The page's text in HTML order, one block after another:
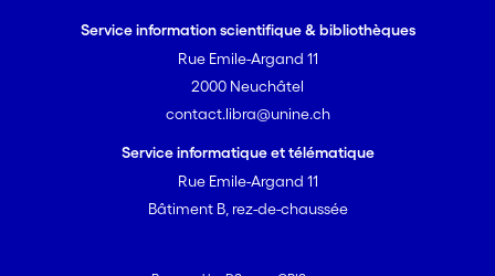
dynamics, economic and social
conditions for "sustainable" innovation in
the photovoltaic and the sustainable
finance industries in western
Switzerland. In contrast to the
traditional theory of innovative milieus –
where innovation processes are mainly
Service information scientifique & bibliothèques
Rue Emile-Argand 11
2000 Neuchâtel
contact.libra@unine.ch
Service informatique et télématique
Rue Emile-Argand 11
Bâtiment B, rez-de-chaussée